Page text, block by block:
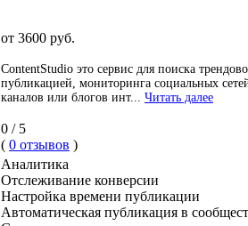
от 3600 руб.
ContentStudio это сервис для поиска
публикацией, мониторинга социальных
каналов или блогов инт... Читать далее
0 / 5
( 0 отзывов )
Аналитика
Отслеживание конверсии
Настройка времени публикации
Автоматическая публикация в